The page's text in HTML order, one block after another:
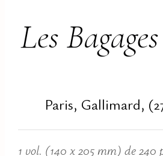
Les
Paris, Gallimard,
1 vol. (140 x 205 mm) de 240